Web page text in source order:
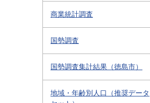
商業統計調査
国勢調査
国勢調査集計結果（徳島市）
地域・年齢別人口（推奨データ